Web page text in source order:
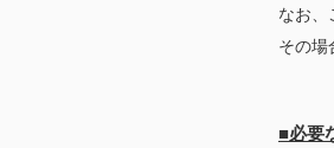
なお、
その場
■必要